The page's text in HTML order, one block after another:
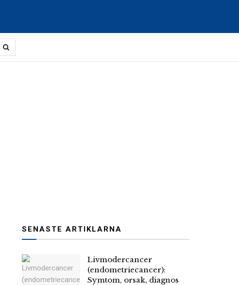
SENASTE ARTIKLARNA
Livmodercancer
(endometriecancer):
Symtom, orsak, diagnos